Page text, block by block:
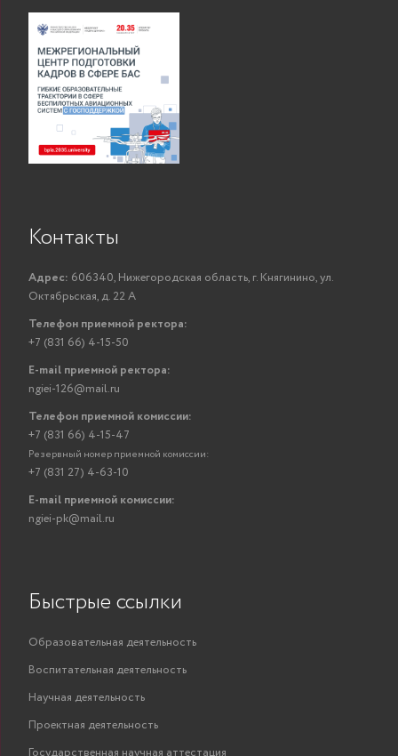
Контакты
Адрес: 606340, Нижегородская область, г. Княгинино, ул.
Октябрьская, д. 22 А
Телефон приемной ректора:
+7 (831 66) 4-15-50
E-mail приемной ректора:
ngiei-126@mail.ru
Телефон приемной комиссии:
+7 (831 66) 4-15-47
Резервный номер приемной комиссии:
+7 (831 27) 4-63-10
E-mail приемной комиссии:
ngiei-pk@mail.ru
Быстрые ссылки
Образовательная деятельность
Воспитательная деятельность
Научная деятельность
Проектная деятельность